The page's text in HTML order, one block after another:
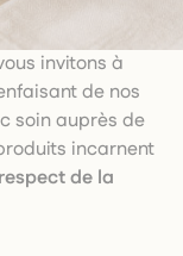
invitons à
de nos
soin auprès de
incarnent
respect de la